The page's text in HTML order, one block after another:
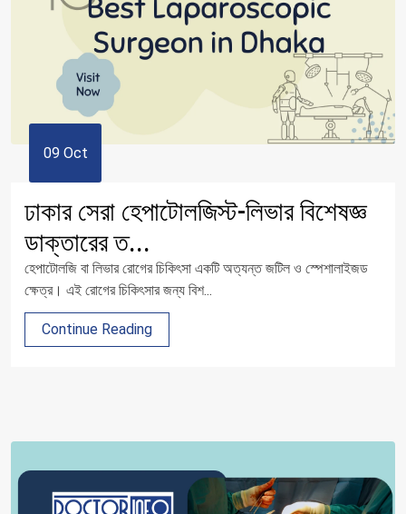
09 Oct
ঢাকার সেরা হেপাটোলজিস্ট-লিভার বিশেষজ্ঞ
ডাক্তারের ত...
হেপাটোলজি বা লিভার রোগের চিকিৎসা একটি অত্যন্ত জটিল ও স্পেশালাইজড
ক্ষেত্র। এই রোগের চিকিৎসার জন্য বিশ...
Continue Reading